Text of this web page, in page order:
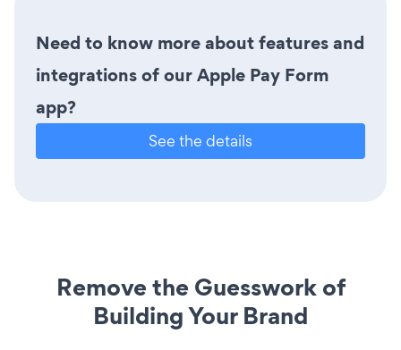
Need to know more about features and
integrations of our Apple Pay Form
app?
See the details
Remove the Guesswork of
Building Your Brand